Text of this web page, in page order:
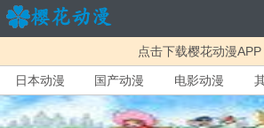
点击下载樱花动漫APP
日本动漫 国产动漫 电影动漫